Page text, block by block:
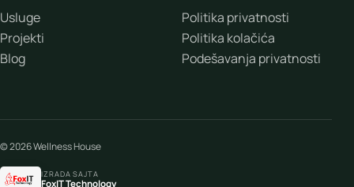
Usluge
Projekti
Blog
Politika privatnosti
Politika kolačića
Podešavanja privatnosti
© 2026 Wellness House
IZRADA SAJTA
FoxIT Technology